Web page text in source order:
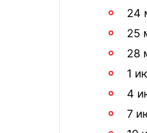
24
25
28
1
4
7